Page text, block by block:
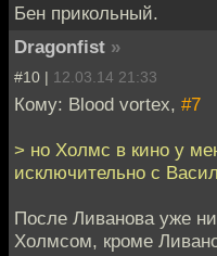
Бен прикольный.
Dragonfist »
#10 | 12.03.14 21:33
Кому: Blood vortex, #7
> но Холмс в кино у
исключительно с
После Ливанова уже
Холмсом, кроме